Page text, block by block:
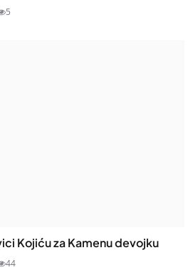
5
Kojiću za Kamenu devojku
44